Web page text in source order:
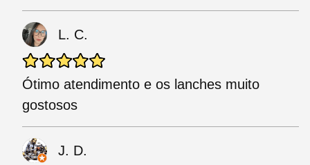
L. C.
Ótimo atendimento e os lanches muito
gostosos
J. D.